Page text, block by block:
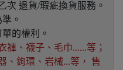
次 退貨/瑕疵換貨服務。
。
的權利。
、襪子、毛巾......等；
、鉤環、岩械...等， 售